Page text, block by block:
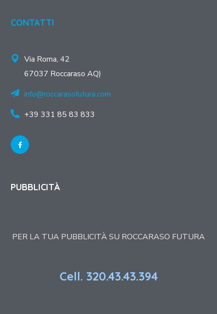
CONTATTI
Via Roma, 42
67037 Roccaraso AQ)
info@roccarasofutura.com
+39 331 85 83 833
PUBBLICITÀ
PER LA TUA PUBBLICITÀ SU ROCCARASO FUTURA
Cell. 320.43.43.394